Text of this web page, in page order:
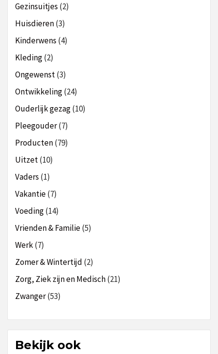
Gezinsuitjes (2)
Huisdieren(3)
Kinderwens (4)
Kleding(2)
Ongewenst(3)
Ontwikkeling(24)
Ouderlijk gezag(10)
Pleegouder(7)
Producten(79)
Uitzet(10)
Vaders (1)
Vakantie(7)
Voeding(14)
Vrienden & Familie(5)
Werk(7)
Zomer & Wintertijd (2)
Zorg, Ziek zijn en Medisch(21)
Zwanger(53)
Bekijk ook